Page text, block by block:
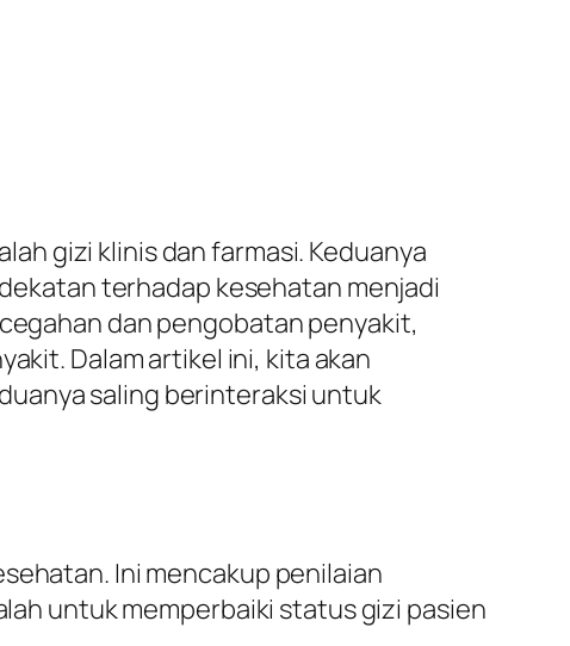
gizi klinis dan farmasi. Keduanya
terhadap kesehatan menjadi
dan pengobatan penyakit,
Dalam artikel ini, kita akan
saling berinteraksi untuk
Ini mencakup penilaian
untuk memperbaiki status gizi pasien